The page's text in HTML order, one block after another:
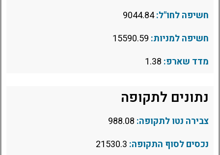
חשיפה לחו"ל:9044.84
חשיפה למניות:
מדד שארפ:
נתונים לתקופה
צבירה נטו לתקופה:
נכסים לסוף התקופה: